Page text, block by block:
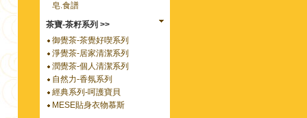
皂.食譜
茶寶-茶籽系列 >>
御覺茶-茶覺好喫系列
淨覺茶-居家清潔系列
潤覺茶-個人清潔系列
自然力-香氛系列
經典系列-呵護寶貝
MESE貼身衣物慕斯